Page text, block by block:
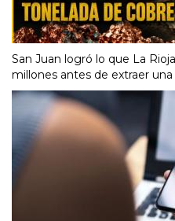
San Juan logró lo que La
millones antes de extraer